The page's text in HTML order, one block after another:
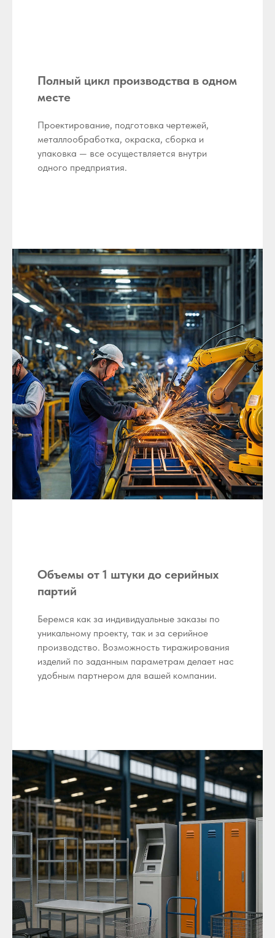
Полный цикл производства в одном
месте
Проектирование, подготовка чертежей,
металлообработка, окраска, сборка и
упаковка — все осуществляется внутри
одного предприятия.
Объемы от 1 штуки до серийных
партий
Беремся как за индивидуальные заказы по
уникальному проекту, так и за серийное
производство. Возможность тиражирования
изделий по заданным параметрам делает нас
удобным партнером для вашей компании.